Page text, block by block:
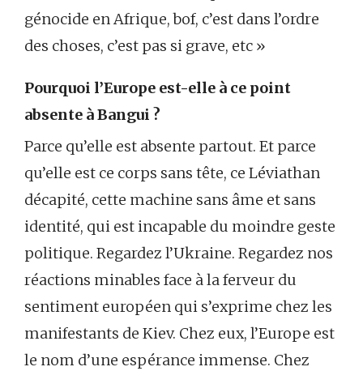
génocide en Afrique, bof, c’est dans l’ordre
des choses, c’est pas si grave, etc »
Pourquoi l’Europe est-elle à ce point
absente à Bangui ?
Parce qu’elle est absente partout. Et parce
qu’elle est ce corps sans tête, ce Léviathan
décapité, cette machine sans âme et sans
identité, qui est incapable du moindre geste
politique. Regardez l’Ukraine. Regardez nos
réactions minables face à la ferveur du
sentiment européen qui s’exprime chez les
manifestants de Kiev. Chez eux, l’Europe est
le nom d’une espérance immense. Chez